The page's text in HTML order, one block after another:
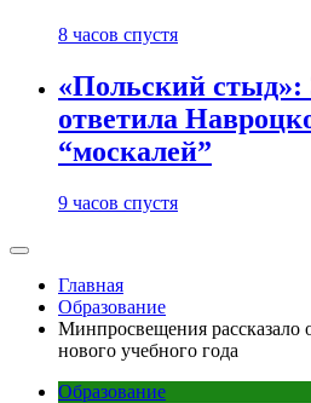
8 часов спустя
«Польский стыд»:
ответила
“москалей”
9 часов спустя
Главная
Образование
Минпросвещения рассказало
нового учебного года
Образование